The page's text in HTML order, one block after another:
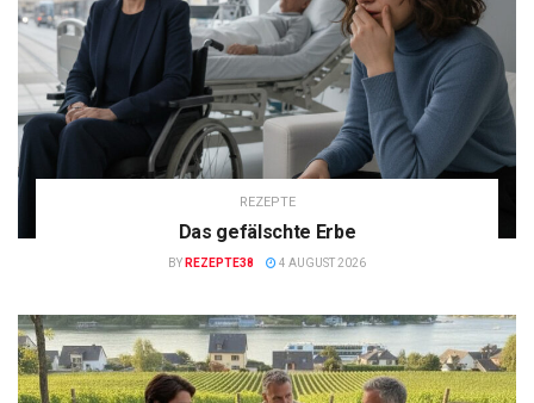
REZEPTE
Das gefälschte Erbe
BY REZEPTE38 4 AUGUST 2026